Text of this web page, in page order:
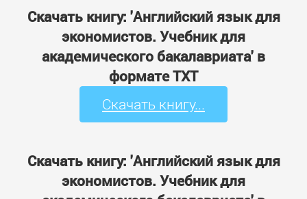
Скачать книгу: 'Английский язык для
экономистов. Учебник для
академического бакалавриата' в
формате TXT
Скачать книгу...
Скачать книгу: 'Английский язык для
экономистов. Учебник для